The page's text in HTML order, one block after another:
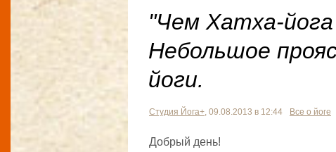
"Чем Хатха-
Небольшое
йоги.
Студия Йога+ , 09.08.2013 в 12:44 Все о йоге
Добрый день!